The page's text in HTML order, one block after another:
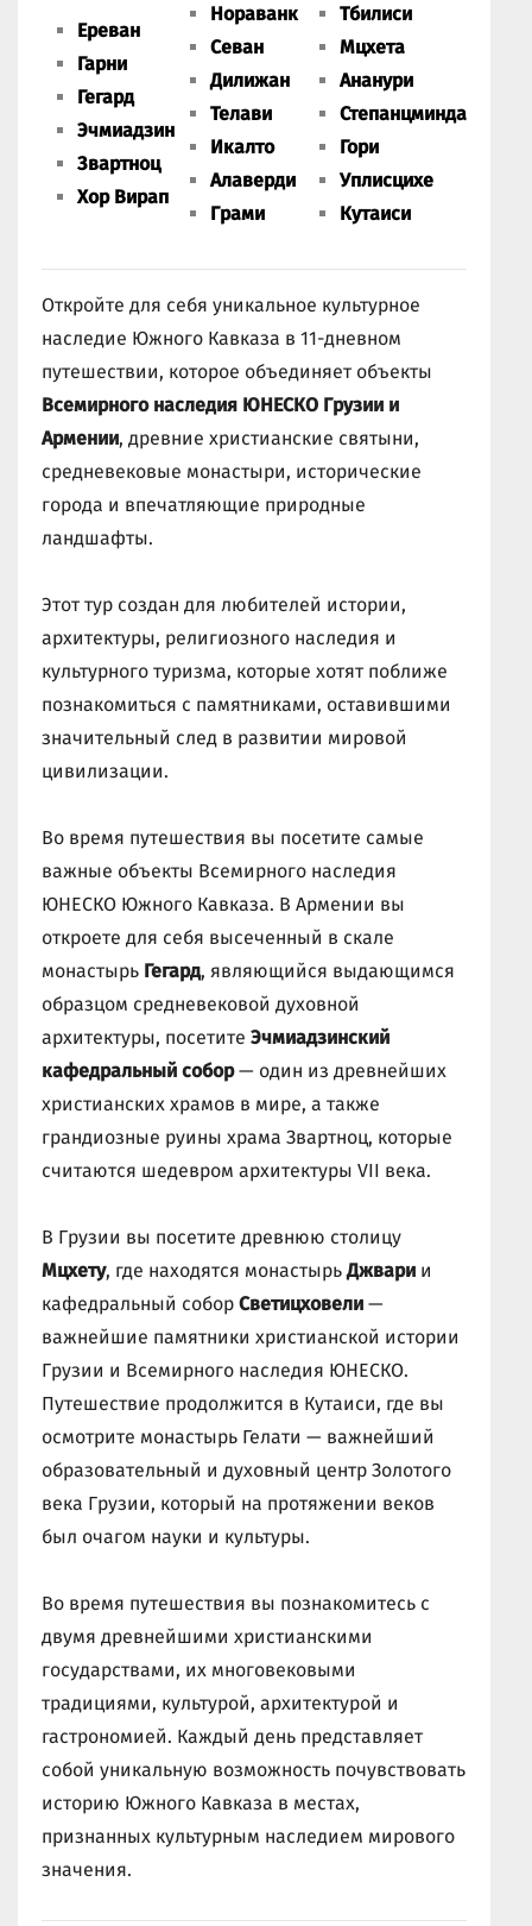
Ереван
Гарни
Гегард
Эчмиадзин
Звартноц
Хор Вирап
Нораванк
Севан
Дилижан
Телави
Икалто
Алаверди
Грами
Тбилиси
Мцхета
Ананури
Степанцминда
Гори
Уплисцихе
Кутаиси
Откройте для себя уникальное культурное
наследие Южного Кавказа в 11-дневном
путешествии, которое объединяет объекты
Всемирного наследия ЮНЕСКО Грузии и
Армении, древние христианские святыни,
средневековые монастыри, исторические
города и впечатляющие природные
ландшафты.
Этот тур создан для любителей истории,
архитектуры, религиозного наследия и
культурного туризма, которые хотят поближе
познакомиться с памятниками, оставившими
значительный след в развитии мировой
цивилизации.
Во время путешествия вы посетите самые
важные объекты Всемирного наследия
ЮНЕСКО Южного Кавказа. В Армении вы
откроете для себя высеченный в скале
монастырь Гегард, являющийся выдающимся
образцом средневековой духовной
архитектуры, посетите Эчмиадзинский
кафедральный собор— один из древнейших
христианских храмов в мире, а также
грандиозные руины храма Звартноц, которые
считаются шедевром архитектуры VII века.
В Грузии вы посетите древнюю столицу
Мцхету, где находятся монастырьДжвари и
кафедральный собор Светицховели —
важнейшие памятники христианской истории
Грузии и Всемирного наследия ЮНЕСКО.
Путешествие продолжится в Кутаиси, где вы
осмотрите монастырь Гелати — важнейший
образовательный и духовный центр Золотого
века Грузии, который на протяжении веков
был очагом науки и культуры.
Во время путешествия вы познакомитесь с
двумя древнейшими христианскими
государствами, их многовековыми
традициями, культурой, архитектурой и
гастрономией. Каждый день представляет
собой уникальную возможность почувствовать
историю Южного Кавказа в местах,
признанных культурным наследием мирового
значения.